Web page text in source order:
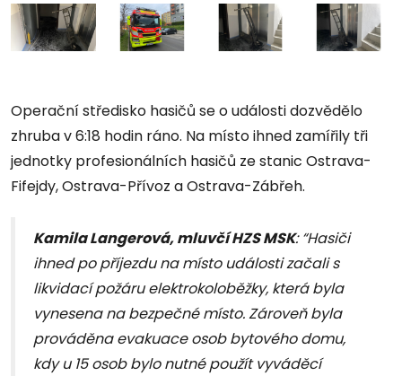
Operační středisko hasičů se o události dozvědělo
zhruba v 6:18 hodin ráno. Na místo ihned zamířily tři
jednotky profesionálních hasičů ze stanic Ostrava-
Fifejdy, Ostrava-Přívoz a Ostrava-Zábřeh.
Kamila Langerová, mluvčí HZS MSK: “Hasiči
ihned po příjezdu na místo události začali s
likvidací požáru elektrokoloběžky, která byla
vynesena na bezpečné místo. Zároveň byla
prováděna evakuace osob bytového domu,
kdy u 15 osob bylo nutné použít vyváděcí